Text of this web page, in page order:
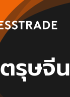
ตรุษจีน